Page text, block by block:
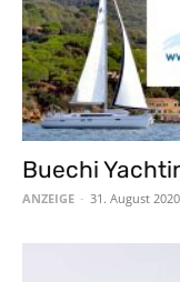
Buechi
ANZEIGE - 31. August 2020